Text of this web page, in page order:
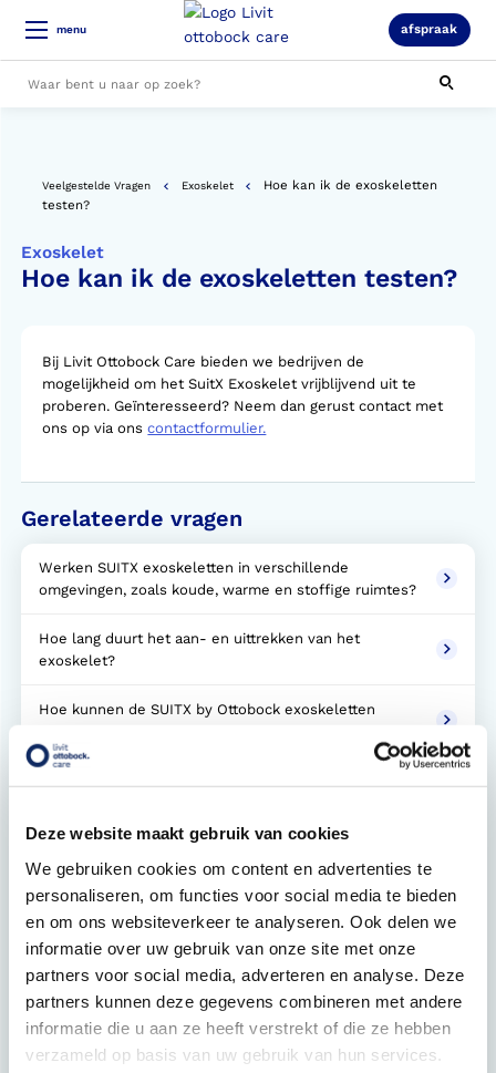
Deze website maakt gebruik van cookies
We gebruiken cookies om content en advertenties te
personaliseren, om functies voor social media te bieden
en om ons websiteverkeer te analyseren. Ook delen we
informatie over uw gebruik van onze site met onze
partners voor social media, adverteren en analyse. Deze
partners kunnen deze gegevens combineren met andere
informatie die u aan ze heeft verstrekt of die ze hebben
verzameld op basis van uw gebruik van hun services.
menu afspraak
Veelgestelde Vragen Exoskelet
Hoe kan ik de exoskeletten
testen?
Exoskelet
Hoe kan ik de exoskeletten testen?
Bij Livit Ottobock Care bieden we bedrijven de
mogelijkheid om het SuitX Exoskelet vrijblijvend uit te
proberen. Geïnteresseerd? Neem dan gerust contact met
ons op via onscontactformulier.
Gerelateerde vragen
Werken SUITX exoskeletten in verschillende
omgevingen, zoals koude, warme en stoffige ruimtes?
Hoe lang duurt het aan- en uittrekken van het
exoskelet?
Hoe kunnen de SUITX by Ottobock exoskeletten
zijn ze ook geschikt voor vrouwen?
Hoe lang kunnen exoskeletten ononderbroken
gedragen worden?
Wat zijn de meest gemaakte fouten bij het gebruik van
Heeft het verplaatsen van krachten een negatieve